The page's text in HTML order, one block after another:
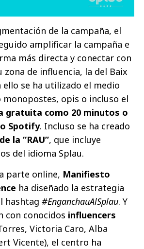
de la campaña, el
amplificar la campaña e
más directa y conectar con
zona de influencia, la del Baix
ello se ha utilizado el medio
monopostes, opis o incluso el
gratuita como 20 minutos o
Spotify. Incluso se ha creado
la “RAU”, que incluye
del idioma Splau.
parte online, Manifiesto
ha diseñado la estrategia
hashtag #EnganchauAlSplau. Y
con conocidos influencers
Victoria Caro, Alba
Vicente), el centro ha